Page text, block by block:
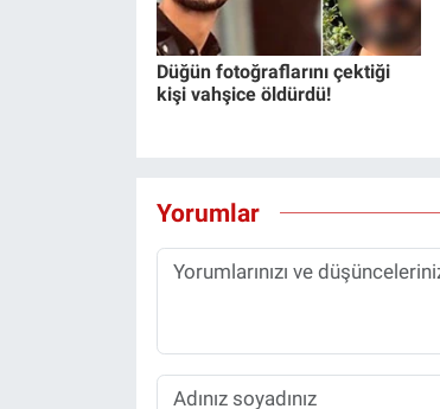
Düğün fotoğraflarını çektiği
kişi vahşice öldürdü!
Yorumlar